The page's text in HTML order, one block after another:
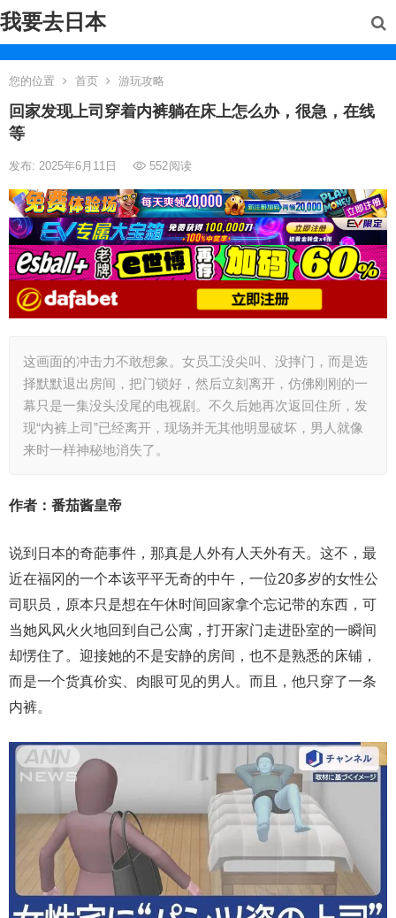
我要去日本
您的位置 首页 游玩攻略
回家发现上司穿着内裤躺在床上怎么办，很急，在线
等
发布: 2025年6月11日 552阅读
这画面的冲击力不敢想象。女员工没尖叫、没摔门，而是选
择默默退出房间，把门锁好，然后立刻离开，仿佛刚刚的一
幕只是一集没头没尾的电视剧。不久后她再次返回住所，发
现“内裤上司”已经离开，现场并无其他明显破坏，男人就像
来时一样神秘地消失了。
作者：番茄酱皇帝
说到日本的奇葩事件，那真是人外有人天外有天。这不，最
近在福冈的一个本该平平无奇的中午，一位20多岁的女性公
司职员，原本只是想在午休时间回家拿个忘记带的东西，可
当她风风火火地回到自己公寓，打开家门走进卧室的一瞬间
却愣住了。迎接她的不是安静的房间，也不是熟悉的床铺，
而是一个货真价实、肉眼可见的男人。而且，他只穿了一条
内裤。